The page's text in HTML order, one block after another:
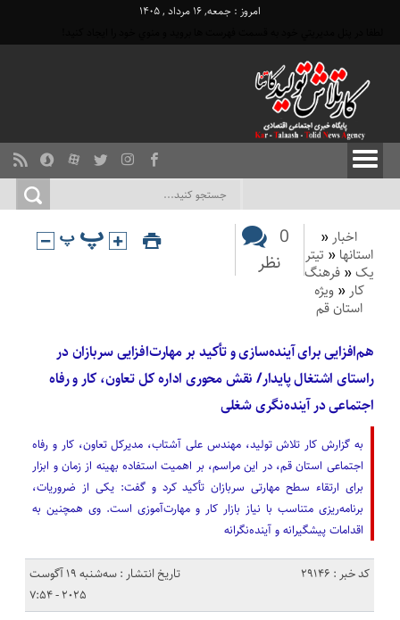
امروز : جمعه, ۱۶ مرداد , ۱۴۰۵
اخبار «
استانها « تیتر
یک« فرهنگ
کار « ویژه
استان قم
0
نظر
هم‌افزایی برای آینده‌سازی و تأکید بر مهارت‌افزایی سربازان در
راستای اشتغال پایدار/ نقش محوری اداره کل تعاون، کار و رفاه
اجتماعی در آینده‌نگری شغلی
به گزارش کار تلاش تولید، مهندس علی آشتاب، مدیرکل تعاون، کار و رفاه
اجتماعی استان قم، در این مراسم، بر اهمیت استفاده بهینه از زمان و ابزار
برای ارتقاء سطح مهارتی سربازان تأکید کرد و گفت: یکی از ضروریات،
برنامه‌ریزی متناسب با نیاز بازار کار و مهارت‌آموزی است. وی همچنین به
اقدامات پیشگیرانه و آینده‌نگرانه
کد خبر : 29146
تاریخ انتشار : سه‌شنبه 19 آگوست
2025 - 7:54